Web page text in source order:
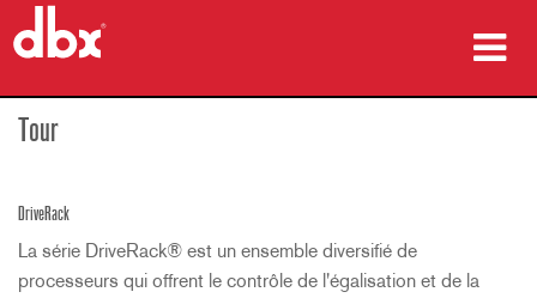
Produits
Formation
Tour
DriveRack
La série DriveRack® est un ensemble diversifié de
processeurs qui offrent le contrôle de l'égalisation et de la